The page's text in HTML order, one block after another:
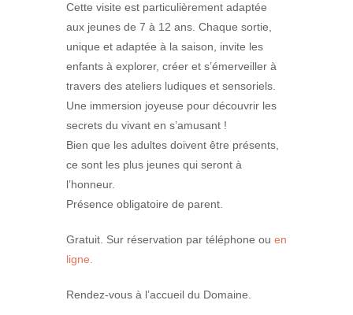
Cette visite est particulièrement adaptée
aux jeunes de 7 à 12 ans. Chaque sortie,
unique et adaptée à la saison, invite les
enfants à explorer, créer et s’émerveiller à
travers des ateliers ludiques et sensoriels.
Une immersion joyeuse pour découvrir les
secrets du vivant en s’amusant !
Bien que les adultes doivent être présents,
ce sont les plus jeunes qui seront à
l’honneur.
Présence obligatoire de parent.
Gratuit. Sur réservation par téléphone ou en
ligne.
Rendez-vous à l’accueil du Domaine.